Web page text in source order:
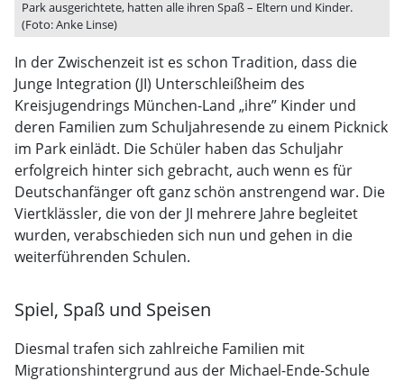
Park ausgerichtete, hatten alle ihren Spaß – Eltern und Kinder.
(Foto: Anke Linse)
In der Zwischenzeit ist es schon Tradition, dass die
Junge Integration (JI) Unterschleißheim des
Kreisjugendrings München-Land „ihre” Kinder und
deren Familien zum Schuljahresende zu einem Picknick
im Park einlädt. Die Schüler haben das Schuljahr
erfolgreich hinter sich gebracht, auch wenn es für
Deutschanfänger oft ganz schön anstrengend war. Die
Viertklässler, die von der JI mehrere Jahre begleitet
wurden, verabschieden sich nun und gehen in die
weiterführenden Schulen.
Spiel, Spaß und Speisen
Diesmal trafen sich zahlreiche Familien mit
Migrationshintergrund aus der Michael-Ende-Schule